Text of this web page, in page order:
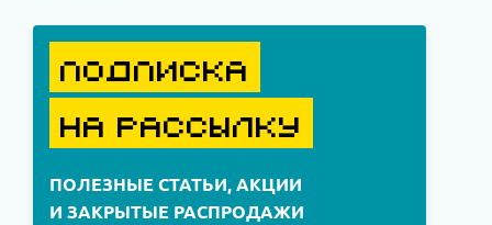
ПОДПИСКА
НА РАССЫЛКУ
ПОЛЕЗНЫЕ СТАТЬИ, АКЦИИ
И ЗАКРЫТЫЕ РАСПРОДАЖИ